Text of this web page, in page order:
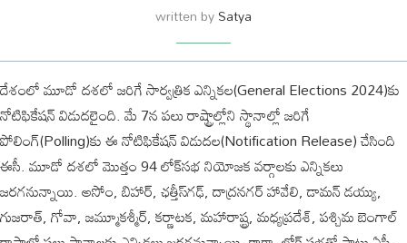
written bySatya
దేశంలో మూడో దశలో జరిగే సార్వత్రిక ఎన్నికల(General Elections 2024)కు
నోటిఫికేషన్ విడుదలైంది. మే 7న పలు రాష్ట్రాల్లోని స్థానాల్లో జరిగే
పోలింగ్‌(Polling)కు ఈ నోటిఫికేషన్ విడుదల(Notification Release) చేసింది
ఈసీ. మూడో దశలో మొత్తం 94 లోక్‌సభ నియోజక వర్గాలకు ఎన్నికలు
జరగనున్నాయి. అసోం, బిహార్, ఛత్తీస్‌గఢ్, దాద్రనగర్ హావేలి, డామన్ డయ్యు,
గుజరాత్, గోవా, జమ్మూకశ్మీర్, కర్ణాటక, మహారాష్ట్ర, మధ్యప్రదేశ్, పశ్చిమ బెంగాల్